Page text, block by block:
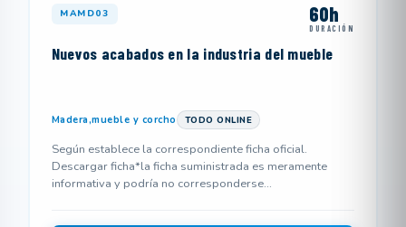
MAMD03 60h
DURACIÓN
Nuevos acabados en la industria del mueble
Madera,mueble y corcho TODO ONLINE
Según establece la correspondiente ficha oficial.
Descargar ficha*la ficha suministrada es meramente
informativa y podría no corresponderse...